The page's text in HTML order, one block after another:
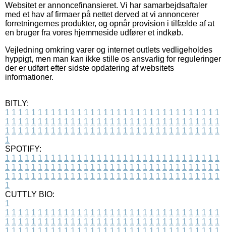
Websitet er annoncefinansieret. Vi har samarbejdsaftaler
med et hav af firmaer på nettet derved at vi annoncerer
forretningernes produkter, og opnår provision i tilfælde af at
en bruger fra vores hjemmeside udfører et indkøb.
Vejledning omkring varer og internet outlets vedligeholdes
hyppigt, men man kan ikke stille os ansvarlig for reguleringer
der er udført efter sidste opdatering af websitets
informationer.
BITLY:
1 1 1 1 1 1 1 1 1 1 1 1 1 1 1 1 1 1 1 1 1 1 1 1 1 1 1 1 1 1 1 1 1
1 1 1 1 1 1 1 1 1 1 1 1 1 1 1 1 1 1 1 1 1 1 1 1 1 1 1 1 1 1 1 1 1
1 1 1 1 1 1 1 1 1 1 1 1 1 1 1 1 1 1 1 1 1 1 1 1 1 1 1 1 1 1 1 1 1
1
SPOTIFY:
1 1 1 1 1 1 1 1 1 1 1 1 1 1 1 1 1 1 1 1 1 1 1 1 1 1 1 1 1 1 1 1 1
1 1 1 1 1 1 1 1 1 1 1 1 1 1 1 1 1 1 1 1 1 1 1 1 1 1 1 1 1 1 1 1 1
1 1 1 1 1 1 1 1 1 1 1 1 1 1 1 1 1 1 1 1 1 1 1 1 1 1 1 1 1 1 1 1 1
1
CUTTLY BIO:
1
1 1 1 1 1 1 1 1 1 1 1 1 1 1 1 1 1 1 1 1 1 1 1 1 1 1 1 1 1 1 1 1 1
1 1 1 1 1 1 1 1 1 1 1 1 1 1 1 1 1 1 1 1 1 1 1 1 1 1 1 1 1 1 1 1 1